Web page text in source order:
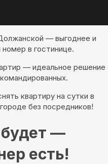
— выгоднее и
в гостинице.
— идеальное решение
квартиру на сутки в
без посредников!
—
есть!